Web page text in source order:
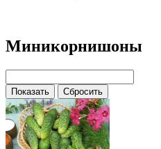
Миникорнишоны